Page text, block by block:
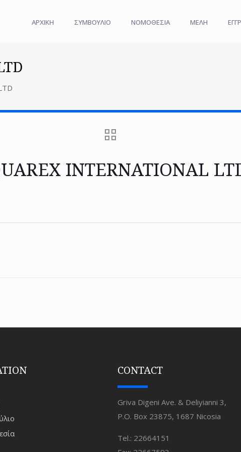
ΑΡΧΙΚΗ ΣΥΜΒΟΥΛΙΟ ΝΟΜΟΘΕΣΙΑ ΜΕΛΗ
INTERNATIONAL
CONTACT
Griva Digeni Ave. & Deliyianni 3,
P.O. Box 23875, 1687 Nicosia
Tel.: 22664151